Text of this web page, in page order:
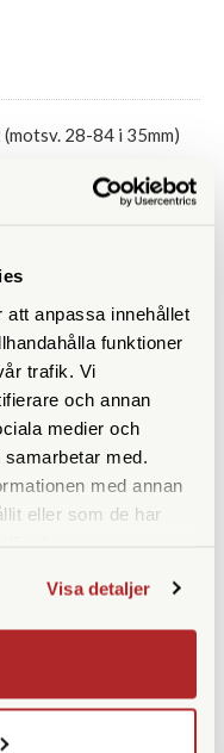
att anpassa innehållet
funktioner
trafik. Vi
och annan
medier och
med.
med annan
eller som de har
Visa detaljer
28-84 i 35mm)
22,5